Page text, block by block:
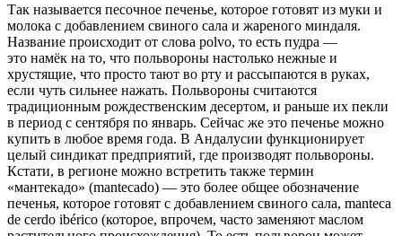
Так называется песочное печенье, которое готовят из муки и
молока с добавлением свиного сала и жареного миндаля.
Название происходит от слова polvo, то есть пудра —
это намёк на то, что польвороны настолько нежные и
хрустящие, что просто тают во рту и рассыпаются в руках,
если чуть сильнее нажать. Польвороны считаются
традиционным рождественским десертом, и раньше их пекли
в период с сентября по январь. Сейчас же это печенье можно
купить в любое время года. В Андалусии функционирует
целый синдикат предприятий, где производят польвороны.
Кстати, в регионе можно встретить также термин
«мантекадо» (mantecado) — это более общее обозначение
печенья, которое готовят с добавлением свиного сала, manteca
de cerdo ibérico (которое, впрочем, часто заменяют маслом